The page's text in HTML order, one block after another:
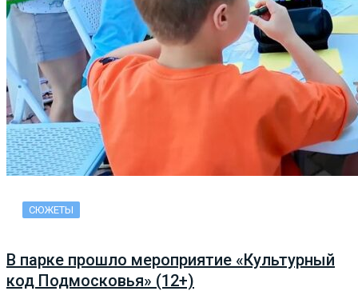
СЮЖЕТЫ
В парке прошло мероприятие «Культурный
код Подмосковья» (12+)